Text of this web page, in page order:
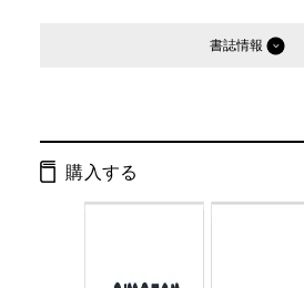
書誌情報
ページ数：
購入する